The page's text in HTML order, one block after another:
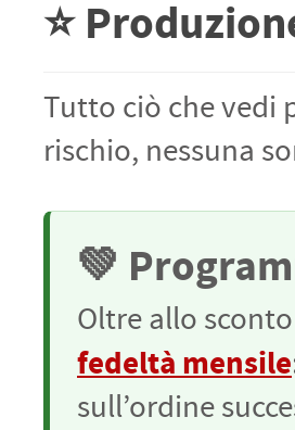
⭐
Tutto ciò che vedi
rischio, nessuna
💚
Oltre allo
fedeltà mensile
sull’ordine